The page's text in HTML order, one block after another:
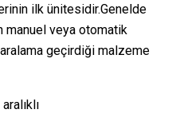
ilk ünitesidir.Genelde
manuel veya otomatik
geçirdiği malzeme